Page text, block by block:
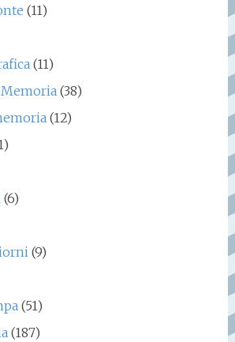
(11)
(11)
(38)
(12)
(6)
(9)
(51)
(187)